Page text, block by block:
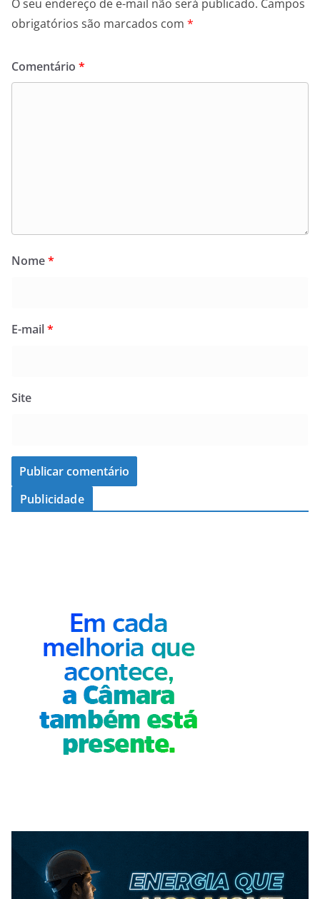
O seu endereço de e-mail não será publicado. Campos
obrigatórios são marcados com *
Comentário *
Nome*
E-mail*
Site
Publicidade